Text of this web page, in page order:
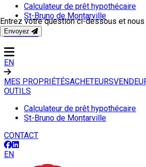
Calculateur de prêt hypothécaire
St-Bruno de Montarville
CONTACT
EN
MES PROPRIÉTÉSACHETEURS
OUTILS
Calculateur de prêt hypothécaire
St-Bruno de Montarville
CONTACT
EN
Entrez votre question ci-dessous et
Envoyez